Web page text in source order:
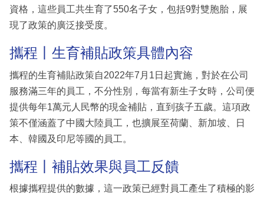
資格，這些員工共生育了550名子女，包括9對雙胞胎，展
現了政策的廣泛接受度。
攜程丨生育補貼政策具體內容
攜程的生育補貼政策自2022年7月1日起實施，對於在公司
服務滿三年的員工，不分性別，每當有新生子女時，公司便
提供每年1萬元人民幣的現金補貼，直到孩子五歲。這項政
策不僅涵蓋了中國大陸員工，也擴展至荷蘭、新加坡、日
本、韓國及印尼等國的員工。
攜程丨補貼效果與員工反饋
根據攜程提供的數據，這一政策已經對員工產生了積極的影